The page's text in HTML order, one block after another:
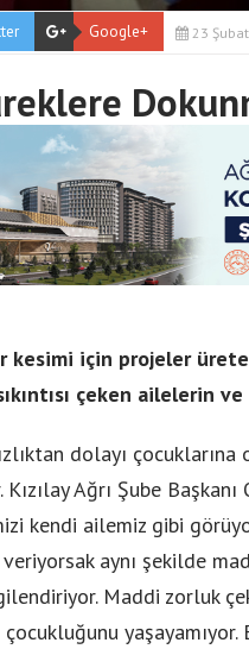
Google+ 23
kesimi için projeler
çeken ailelerin
dolayı
Ağrı Şube Başkanı
kendi ailemiz gibi
aynı şekilde
Maddi zorluk
çocukluğunu